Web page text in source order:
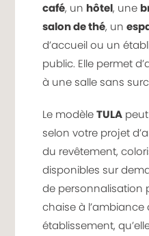
café, un hôtel, une
salon de thé, un
d’accueil ou un
public. Elle permet
à une salle sans
Le modèleTULA
selon votre projet
du revêtement,
disponibles sur
de personnalisation
chaise à l’ambiance
établissement,